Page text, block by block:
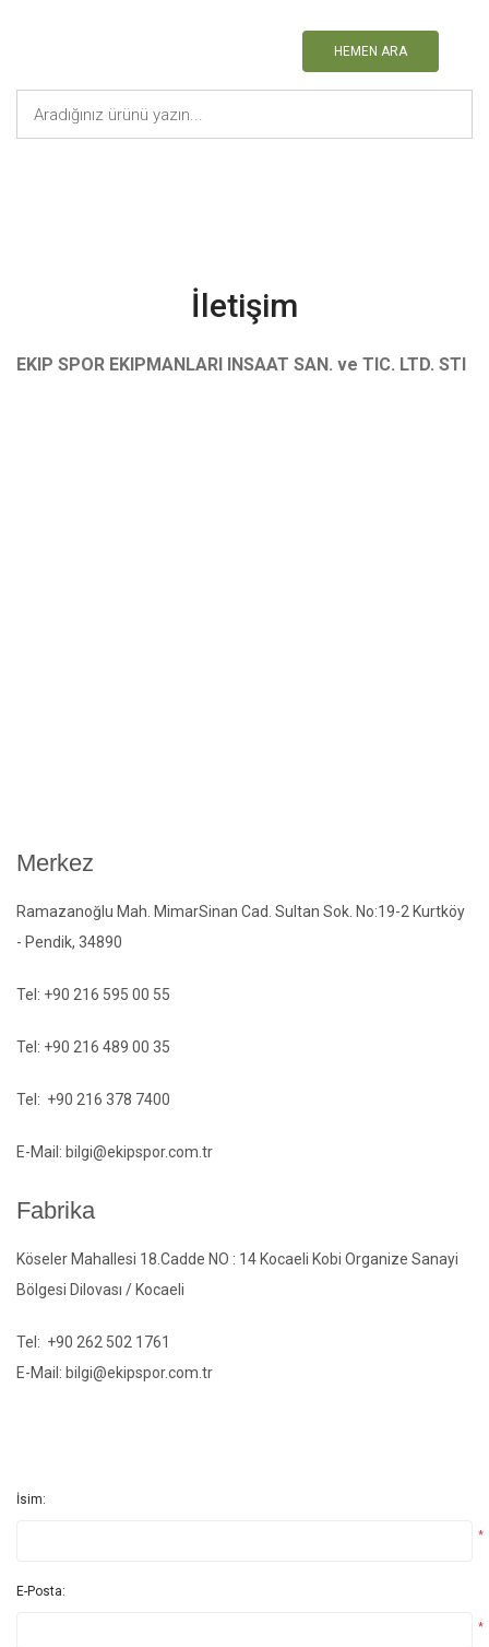
HEMEN ARA
İletişim
EKIP SPOR EKIPMANLARI INSAAT SAN. ve TIC. LTD. STI
Merkez
Ramazanoğlu Mah. MimarSinan Cad. Sultan Sok. No:19-2 Kurtköy
- Pendik, 34890
Tel: +90 216 595 00 55
Tel: +90 216 489 00 35
Tel: +90 216 378 7400
E-Mail: bilgi@ekipspor.com.tr
Fabrika
Köseler Mahallesi 18.Cadde NO : 14 Kocaeli Kobi Organize Sanayi
Bölgesi Dilovası / Kocaeli
Tel: +90 262 502 1761
E-Mail: bilgi@ekipspor.com.tr
İsim:
*
E-Posta:
*